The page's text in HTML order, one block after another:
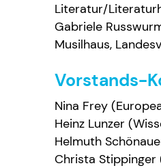
Literatur/
Gabriele
Musilhaus,
Vorstands-
Nina Frey
Heinz Lunzer
Helmuth
Christa